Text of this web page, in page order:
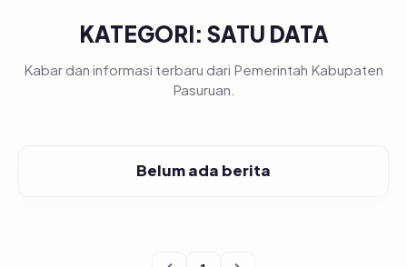
KATEGORI: SATU DATA
Kabar dan informasi terbaru dari Pemerintah Kabupaten
Pasuruan.
Belum ada berita